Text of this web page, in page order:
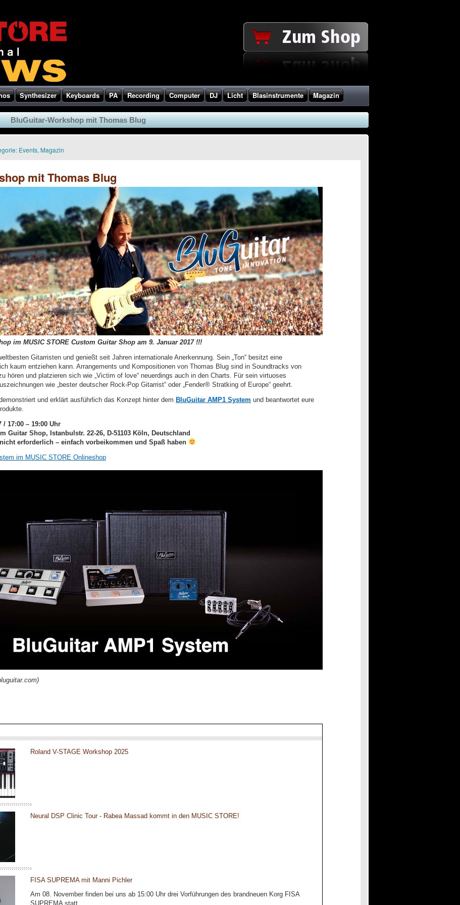
Synthesizer Keyboards PA Recording Computer DJ Licht Blasinstrumente Magazin
BluGuitar-Workshop mit Thomas Blug
Events, Magazin
mit Thomas Blug
im MUSIC STORE Custom Guitar Shop am 9. Januar 2017 !!!
Gitarristen und genießt seit Jahren internationale Anerkennung. Sein „Ton“ besitzt eine
kaum entziehen kann. Arrangements und Kompositionen von Thomas Blug sind in Soundtracks von
hören und platzieren sich wie „Victim of love“ neuerdings auch in den Charts. Für sein virtuoses
wie „bester deutscher Rock-Pop Gitarrist“ oder „Fender® Stratking of Europe“ geehrt.
und erklärt ausführlich das Konzept hinter dem BluGuitar AMP1 System und beantwortet eure
/ 17:00 – 19:00 Uhr
Guitar Shop, Istanbulstr. 22-26, D-51103 Köln, Deutschland
erforderlich – einfach vorbeikommen und Spaß haben
im MUSIC STORE Onlineshop
Roland V-STAGE Workshop 2025
Neural DSP Clinic Tour - Rabea Massad kommt in den MUSIC STORE!
FISA SUPREMA mit Manni Pichler
Am 08. November finden bei uns ab 15:00 Uhr drei Vorführungen des brandneuen Korg FISA
SUPREMA statt.